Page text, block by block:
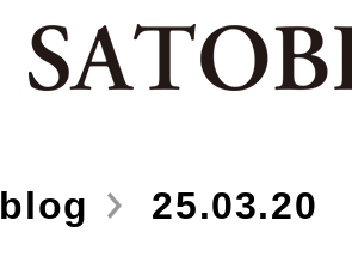
blog 25.03.20